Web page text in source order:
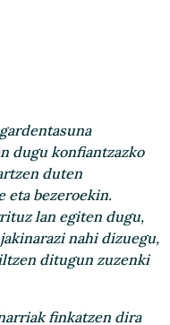
dugu konfiantzazko
duten
eta bezeroekin.
lan egiten dugu,
nahi dizuegu,
ditugun zuzenki
finkatzen dira